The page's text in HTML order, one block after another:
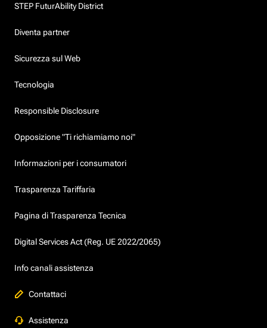
STEP FuturAbility District
Diventa partner
Sicurezza sul Web
Tecnologia
Responsible Disclosure
Opposizione "Ti richiamiamo noi"
Informazioni per i consumatori
Trasparenza Tariffaria
Pagina di Trasparenza Tecnica
Digital Services Act (Reg. UE 2022/2065)
Info canali assistenza
Contattaci
Assistenza